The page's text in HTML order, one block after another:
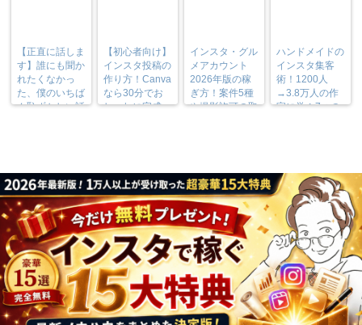
【正直に話しま
す】誰にも聞か
れたくなかっ
た、僕のいちば
ん恥ずかしい話
【初心者向け】
インスタ投稿の
作り方！Canva
なら30分でお
しゃれに完成
インスタ・グル
メアカウント
2026年版の稼
ぎ方！案件5種
や撮影許可の取
ハンドメイドの
インスタ集客
術！1200人
→3.8万人の作
家に学ぶ7つの